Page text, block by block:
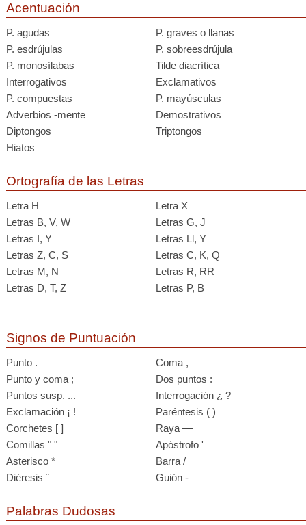
Acentuación
P. agudas
P. graves o llanas
P. esdrújulas
P. sobreesdrújula
P. monosílabas
Tilde diacrítica
Interrogativos
Exclamativos
P. compuestas
P. mayúsculas
Adverbios -mente
Demostrativos
Diptongos
Triptongos
Hiatos
Ortografía de las Letras
Letra H
Letra X
Letras B, V, W
Letras G, J
Letras I, Y
Letras Ll, Y
Letras Z, C, S
Letras C, K, Q
Letras M, N
Letras R, RR
Letras D, T, Z
Letras P, B
Signos de Puntuación
Punto .
Coma ,
Punto y coma ;
Dos puntos :
Puntos susp. ...
Interrogación ¿ ?
Exclamación ¡ !
Paréntesis ( )
Corchetes [ ]
Raya —
Comillas " "
Apóstrofo '
Asterisco *
Barra /
Diéresis ¨
Guión -
Palabras Dudosas